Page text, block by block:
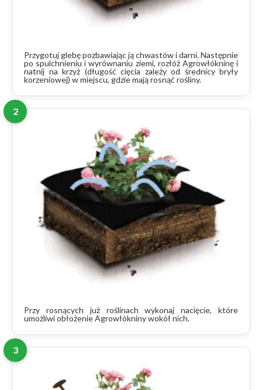
Przygotuj glebę pozbawiając ją chwastów i darni. Następnie
po spulchnieniu i wyrównaniu ziemi, rozłóż Agrowłókninę i
natnij na krzyż (długość cięcia zależy od średnicy bryły
korzeniowej) w miejscu, gdzie mają rosnąć rośliny.
2
Przy rosnących już roślinach wykonaj nacięcie, które
umożliwi obłożenie Agrowłókniny wokół nich.
3